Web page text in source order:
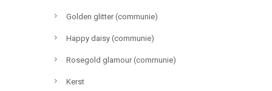
Golden glitter (communie)
Happy daisy (communie)
Rosegold glamour (communie)
Kerst